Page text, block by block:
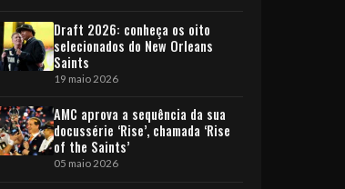
Draft 2026: conheça os oito
selecionados do New Orleans
Saints
19 maio 2026
AMC aprova a sequência da sua
docussérie ‘Rise’, chamada ‘Rise
of the Saints’
05 maio 2026